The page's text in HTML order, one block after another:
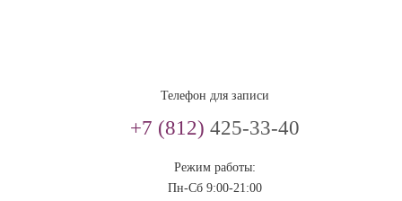
Телефон для записи
+7 (812) 425-33-40
Режим работы:
Пн-Сб 9:00-21:00